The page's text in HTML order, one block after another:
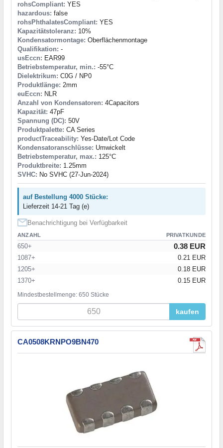
rohsCompliant: YES
hazardous: false
rohsPhthalatesCompliant: YES
Kapazitätstoleranz: 10%
Kondensatormontage: Oberflächenmontage
Qualifikation: -
usEccn: EAR99
Betriebstemperatur, min.: -55°C
Dielektrikum: C0G / NP0
Produktlänge: 2mm
euEccn: NLR
Anzahl von Kondensatoren: 4Capacitors
Kapazität: 47pF
Spannung (DC): 50V
Produktpalette: CA Series
productTraceability: Yes-Date/Lot Code
Kondensatoranschlüsse: Umwickelt
Betriebstemperatur, max.: 125°C
Produktbreite: 1.25mm
SVHC: No SVHC (27-Jun-2024)
auf Bestellung 4000 Stücke:
Lieferzeit 14-21 Tag (e)
Benachrichtigung bei Verfügbarkeit
ANZAHL PRIVATKUNDE
650+ 0.38 EUR
1087+
0.21 EUR
1205+
0.18 EUR
1370+
0.15 EUR
Mindestbestellmenge: 650 Stücke
kaufen
CA0508KRNPO9BN470